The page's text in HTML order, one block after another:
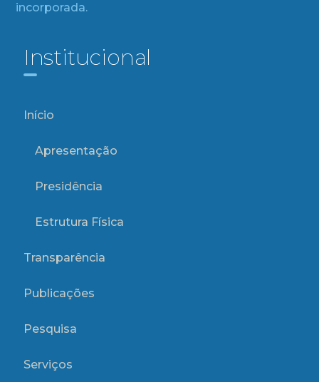
incorporada.
Institucional
Início
Apresentação
Presidência
Estrutura Física
Transparência
Publicações
Pesquisa
Serviços